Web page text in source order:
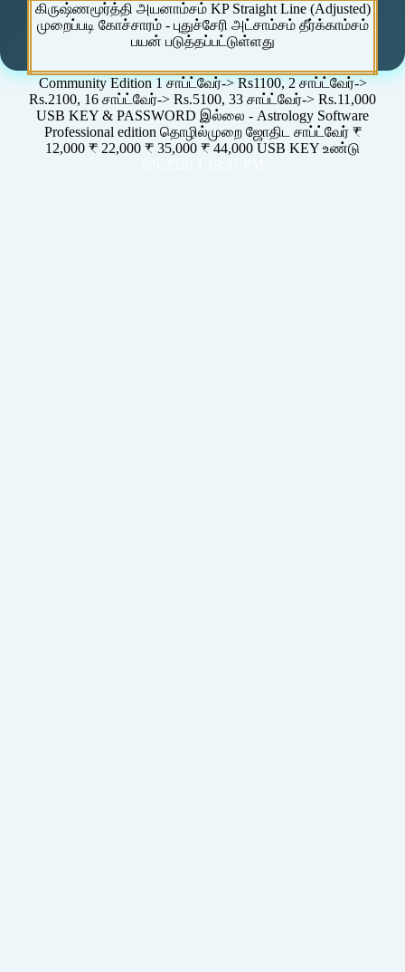
கிருஷ்ணமூர்த்தி அயனாம்சம் KP Straight Line (Adjusted)
முறைப்படி கோச்சாரம் - புதுச்சேரி அட்சாம்சம் தீர்க்காம்சம்
பயன் படுத்தப்பட்டுள்ளது
Community Edition 1 சாப்ட்வேர்-> Rs1100, 2 சாப்ட்வேர்->
Rs.2100, 16 சாப்ட்வேர்-> Rs.5100, 33 சாப்ட்வேர்-> Rs.11,000
USB KEY & PASSWORD இல்லை - Astrology Software
Professional edition தொழில்முறை ஜோதிட சாப்ட்வேர் ₹
12,000 ₹ 22,000 ₹ 35,000 ₹ 44,000 USB KEY உண்டு